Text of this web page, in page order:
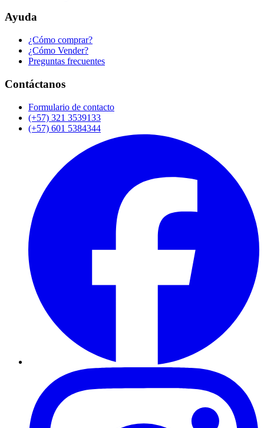
Ayuda
¿Cómo comprar?
¿Cómo Vender?
Preguntas frecuentes
Contáctanos
Formulario de contacto
(+57) 321 3539133
(+57) 601 5384344